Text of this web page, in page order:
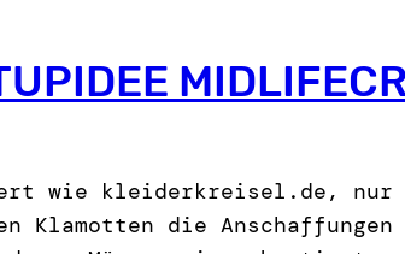
wie kleiderkreisel.de, nur
Klamotten die